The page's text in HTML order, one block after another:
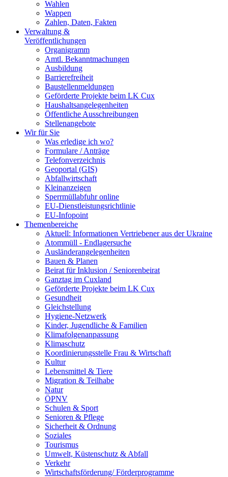
Wahlen
Wappen
Zahlen, Daten, Fakten
Verwaltung &
Veröffentlichungen
Organigramm
Amtl. Bekanntmachungen
Ausbildung
Barrierefreiheit
Baustellenmeldungen
Geförderte Projekte beim LK Cux
Haushaltsangelegenheiten
Öffentliche Ausschreibungen
Stellenangebote
Wir für Sie
Was erledige ich wo?
Formulare / Anträge
Telefonverzeichnis
Geoportal (GIS)
Abfallwirtschaft
Kleinanzeigen
Sperrmüllabfuhr online
EU-Dienstleistungsrichtlinie
EU-Infopoint
Themenbereiche
Aktuell: Informationen Vertriebener aus der Ukraine
Atommüll - Endlagersuche
Ausländerangelegenheiten
Bauen & Planen
Beirat für Inklusion / Seniorenbeirat
Ganztag im Cuxland
Geförderte Projekte beim LK Cux
Gesundheit
Gleichstellung
Hygiene-Netzwerk
Kinder, Jugendliche & Familien
Klimafolgenanpassung
Klimaschutz
Koordinierungsstelle Frau & Wirtschaft
Kultur
Lebensmittel & Tiere
Migration & Teilhabe
Natur
ÖPNV
Schulen & Sport
Senioren & Pflege
Sicherheit & Ordnung
Soziales
Tourismus
Umwelt, Küstenschutz & Abfall
Verkehr
Wirtschaftsförderung/ Förderprogramme